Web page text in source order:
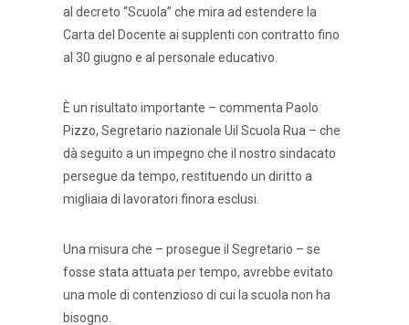
al decreto “Scuola” che mira ad estendere la
Carta del Docente ai supplenti con contratto fino
al 30 giugno e al personale educativo.
È un risultato importante – commenta Paolo
Pizzo, Segretario nazionale Uil Scuola Rua – che
dà seguito a un impegno che il nostro sindacato
persegue da tempo, restituendo un diritto a
migliaia di lavoratori finora esclusi.
Una misura che – prosegue il Segretario – se
fosse stata attuata per tempo, avrebbe evitato
una mole di contenzioso di cui la scuola non ha
bisogno.